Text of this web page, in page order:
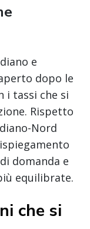
e
dopo le
i tassi che si
Rispetto
Nord
domanda e
equilibrate.
che si